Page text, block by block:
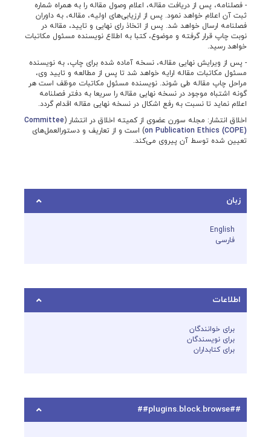
- فصلنامه، پس از دریافت مقاله، اعلام وصول مقاله را به همراه شماره
ثبت آن اعلام خواهد نمود. پس از ارزیابی‌­های اولیه، مقاله، به داوران
فصلنامه ارسال خواهد شد. پس از اتخاذ رای نهایی و تایید، مقاله در
نوبت چاپ قرار گرفته و موضوع، کتبا به اطلاع نویسنده مسئول مکاتبات
خواهد رسید.
- پس از ویرایش نهایی مقاله، نسخه آماده شده برای چاپ، به نویسنده
مسئول مکاتبات مقاله ارایه خواهد شد تا پس از مطالعه و تایید وی،
مراحل چاپ مقاله طی شوند. نویسنده مسئول مکاتبات موظف است هر
گونه اشتباه موجود در نسخه نهایی مقاله را سریعا به دفتر فصلنامه
اعلام نماید تا نسبت به رفع اشکال در نسخه نهایی مقاله اقدام گردد.
اخلاق انتشار: مجله سورن عضوی از کمیته اخلاق در انتشار (Committee
on Publication Ethics (COPE)) است و از تعاریف و دستورالعمل‌های
تعیین شده توسط آن پیروی می‌کند.
زبان
English
فارسی
اطلاعات
برای خوانندگان
برای نویسندگان
برای کتابداران
##plugins.block.browse##